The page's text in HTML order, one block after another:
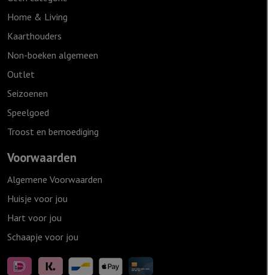
Home & Living
Kaarthouders
Non-boeken algemeen
Outlet
Seizoenen
Speelgoed
Troost en bemoediging
Voorwaarden
Algemene Voorwaarden
Huisje voor jou
Hart voor jou
Schaapje voor jou